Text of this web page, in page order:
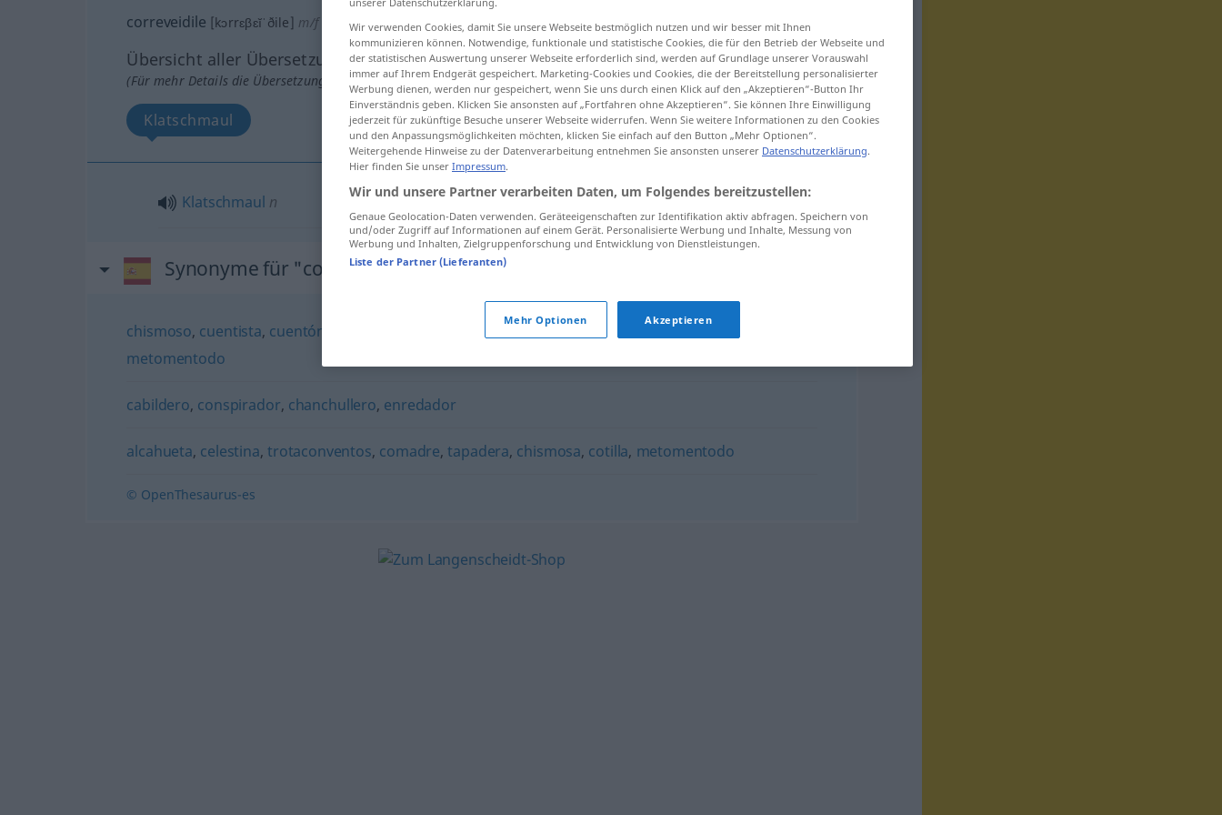
correveidile [kɔrrɛβɛĭˈðile] m/f
Übersicht aller Übersetzungen
(Für mehr Details die Übersetzung anklicken/antippen)
Klatschmaul
Klatschmaul n correveidile
Synonyme für "correveidile"
chismoso, cuentista, cuentón hablador cotilla
metomentodo
cabildero, conspirador, chanchullero, enredador
alcahueta, celestina,trotaconventos, comadre,tapadera, chismosa, cotilla, metomentodo
© OpenThesaurus-es
Wir verwenden Cookies, damit Sie unsere Webseite bestmöglich nutzen und wir besser mit Ihnen
kommunizieren können. Notwendige, funktionale und statistische Cookies, die für den Betrieb der Webseite und
der statistischen Auswertung unserer Webseite erforderlich sind, werden auf Grundlage unserer Vorauswahl
immer auf Ihrem Endgerät gespeichert. Marketing-Cookies und Cookies, die der Bereitstellung personalisierter
Werbung dienen, werden nur gespeichert, wenn Sie uns durch einen Klick auf den „Akzeptieren“-Button Ihr
Einverständnis geben. Klicken Sie ansonsten auf „Fortfahren ohne Akzeptieren“. Sie können Ihre Einwilligung
jederzeit für zukünftige Besuche unserer Webseite widerrufen. Wenn Sie weitere Informationen zu den Cookies
und den Anpassungsmöglichkeiten möchten, klicken Sie einfach auf den Button „Mehr Optionen“.
Weitergehende Hinweise zu der Datenverarbeitung entnehmen Sie ansonsten unserer Datenschutzerklärung.
Hier finden Sie unser Impressum.
Wir und unsere Partner verarbeiten Daten, um Folgendes bereitzustellen:
Genaue Geolocation-Daten verwenden. Geräteeigenschaften zur Identifikation aktiv abfragen. Speichern von
und/oder Zugriff auf Informationen auf einem Gerät. Personalisierte Werbung und Inhalte, Messung von
Werbung und Inhalten, Zielgruppenforschung und Entwicklung von Dienstleistungen.
Liste der Partner (Lieferanten)
Mehr Optionen Akzeptieren